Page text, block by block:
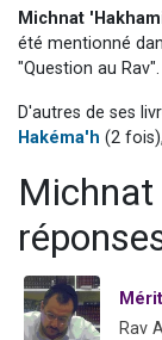
Michnat
été mentionné
"Question au Rav".
D'autres de ses
Hakéma'h (2 fois),
Rav